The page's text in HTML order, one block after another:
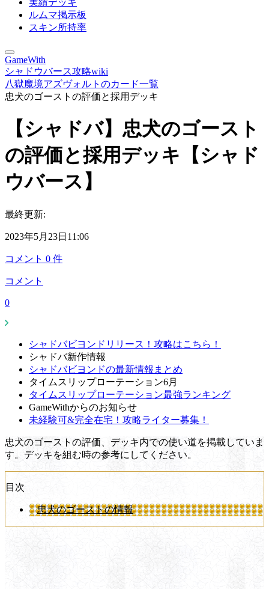
実績デッキ
ルムマ掲示板
スキン所持率
GameWith
シャドウバース攻略wiki
八獄魔境アズヴォルトのカード一覧
忠犬のゴーストの評価と採用デッキ
【シャドバ】忠犬のゴースト
の評価と採用デッキ【シャド
ウバース】
最終更新:
2023年5月23日11:06
コメント 0 件
コメント
0
シャドバビヨンドリリース！攻略はこちら！
シャドバ新作情報
シャドバビヨンドの最新情報まとめ
タイムスリップローテーション6月
タイムスリップローテーション最強ランキング
GameWithからのお知らせ
未経験可&完全在宅！攻略ライター募集！
忠犬のゴーストの評価、デッキ内での使い道を掲載していま
す。デッキを組む時の参考にしてください。
目次
忠犬のゴーストの情報